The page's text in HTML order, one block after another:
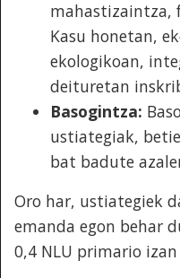
mahastizaintza,
Kasu honetan,
ekologikoan,
deituretan
Basogintza:
ustiategiak,
bat badute
Oro har, ustiategiek
emanda egon behar
0,4 NLU primario